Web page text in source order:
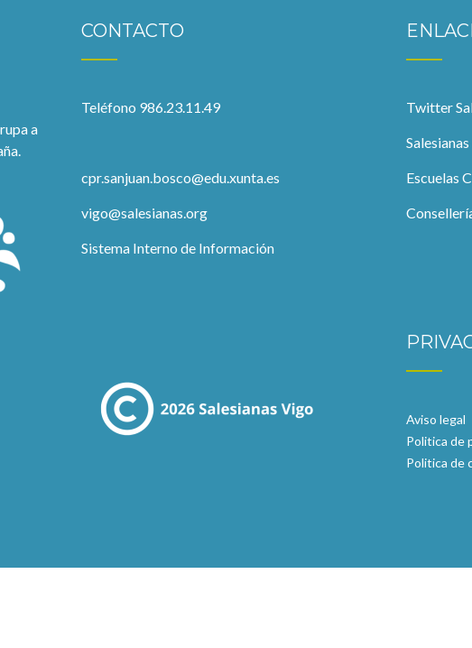
a
CONTACTO
Teléfono 986.23.11.49
cpr.sanjuan.bosco@edu.xunta.es
vigo@salesianas.org
Sistema Interno de Información
Twitter
Escuelas
Aviso legal
Politica de
Politica de